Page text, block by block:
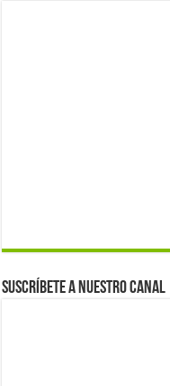
Suscríbete a nuestro canal